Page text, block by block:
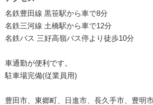
名鉄豊田線 黒笹駅から車で8分
名鉄三河線 土橋駅から車で12分
名鉄バス 三好高嶺バス停より徒歩10分
車通勤が便利です。
駐車場完備(従業員用)
豊田市、東郷町、日進市、長久手市、豊明